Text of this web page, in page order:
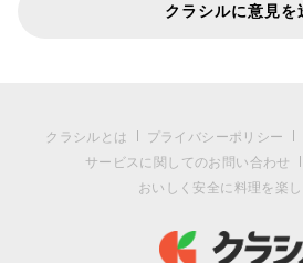
クラシルに意見を
クラシルとは プライバシーポリシー
サービスに関してのお問い合わせ
おいしく安全に料理を楽